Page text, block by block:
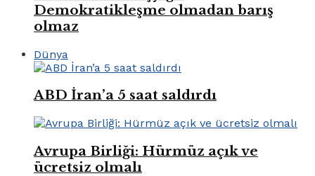
Demokratikleşme olmadan barış
olmaz
Dünya
ABD İran’a 5 saat saldırdı
Avrupa Birliği: Hürmüz açık ve
ücretsiz olmalı